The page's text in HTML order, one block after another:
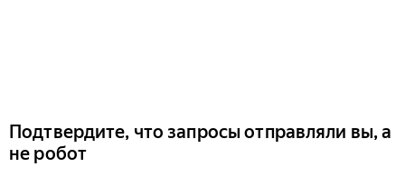
Подтвердите, что запросы отправляли вы, а
не робот